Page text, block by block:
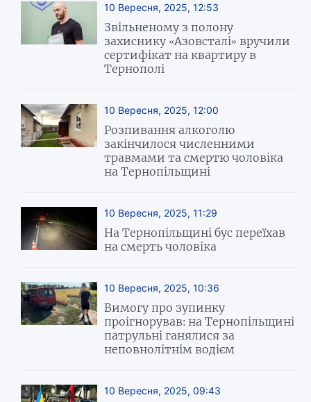
10 Вересня, 2025, 12:53
Звільненому з полону
захиснику «Азовсталі» вручили
сертифікат на квартиру в
Тернополі
10 Вересня, 2025, 12:00
Розпивання алкоголю
закінчилося численними
травмами та смертю чоловіка
на Тернопільщині
10 Вересня, 2025, 11:29
На Тернопільщині бус переїхав
на смерть чоловіка
10 Вересня, 2025, 10:36
Вимогу про зупинку
проігнорував: на Тернопільщині
патрульні ганялися за
неповнолітнім водієм
10 Вересня, 2025, 09:43